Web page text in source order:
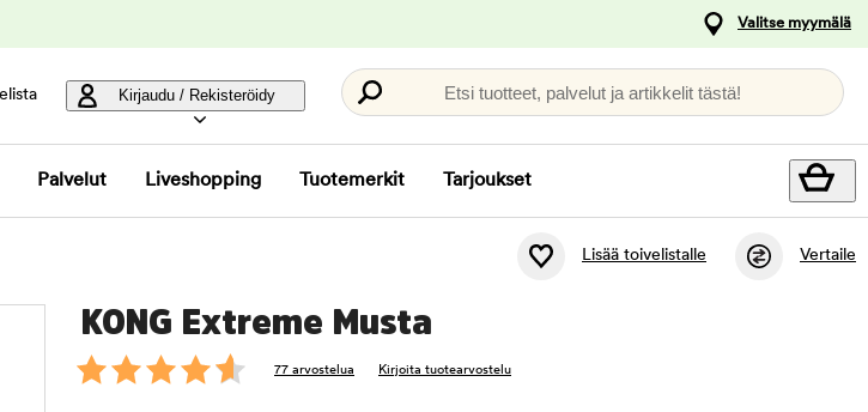
Valitse myymälä
Kirjaudu / Rekisteröidy Etsi tuotteet, palvelut ja artikkelit tästä!
Palvelut Liveshopping Tuotemerkit Tarjoukset
Lisää toivelistalle Vertaile
KONG Extreme Musta
77 arvostelua Kirjoita tuotearvostelu